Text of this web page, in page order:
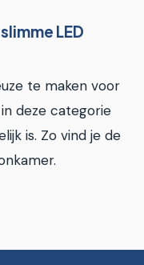
LED
te maken voor
deze categorie
is. Zo vind je de